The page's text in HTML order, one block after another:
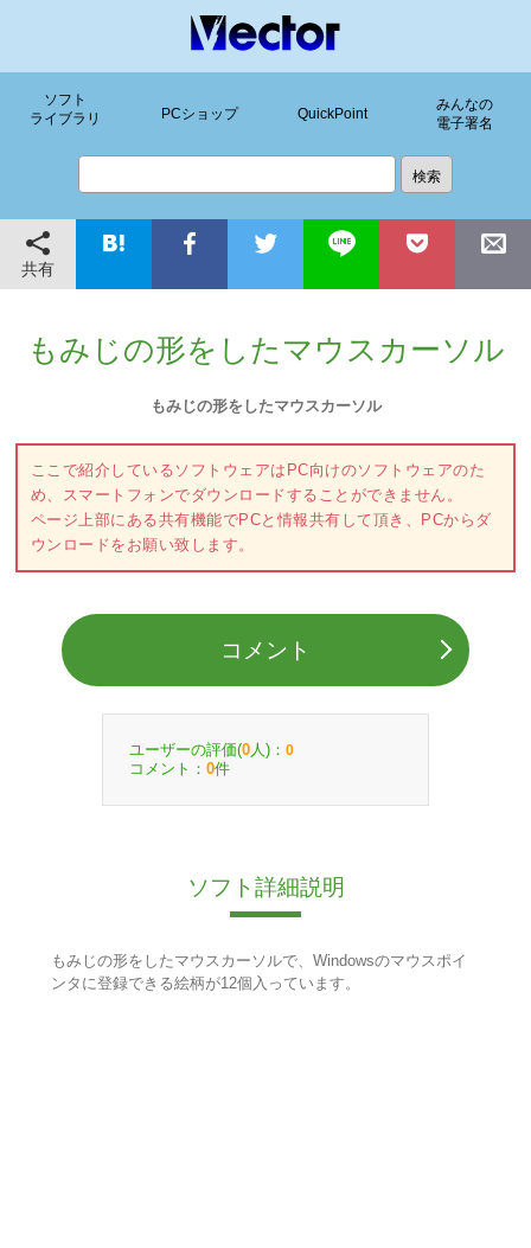
ソフト
ライブラリ
PCショップ QuickPoint
みんなの
電子署名
共有
もみじの形をしたマウスカーソル
もみじの形をしたマウスカーソル
ここで紹介しているソフトウェアはPC向けのソフトウェアのた
め、スマートフォンでダウンロードすることができません。
ページ上部にある共有機能でPCと情報共有して頂き、PCからダ
ウンロードをお願い致します。
コメント
ユーザーの評価(0 人)： 0
コメント： 0件
ソフト詳細説明
もみじの形をしたマウスカーソルで、Windowsのマウスポイ
ンタに登録できる絵柄が12個入っています。